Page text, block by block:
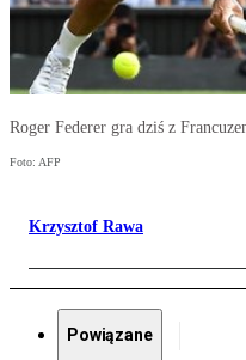
Roger Federer gra dziś z
Foto: AFP
Krzysztof Rawa
Powiązane